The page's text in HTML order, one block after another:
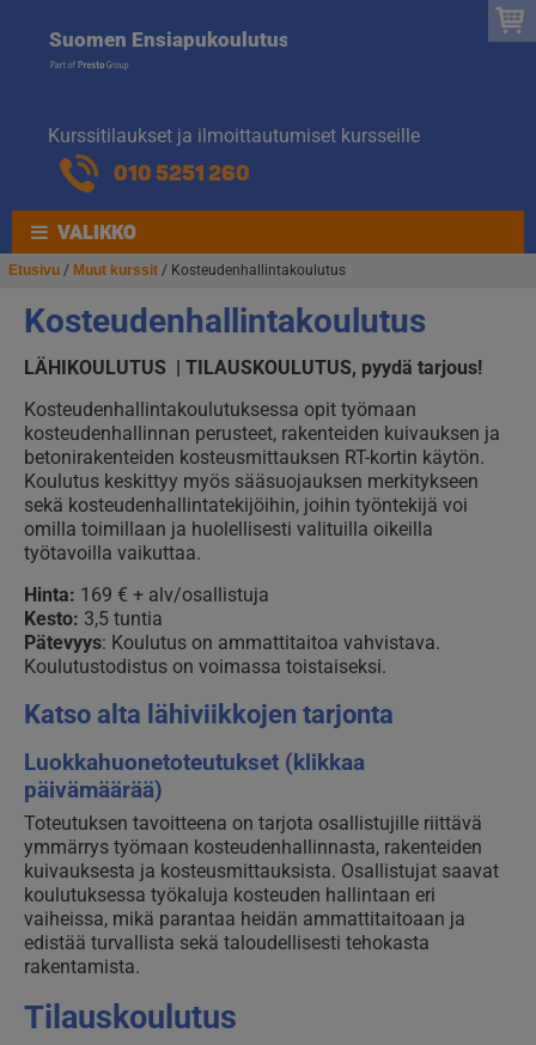
navigointiin
sisältöön
Suomen EnsiapukoulutusSuomen
Kurssitilaukset ja ilmoittautumiset kursseille
010 5251 260
VALIKKO
Etusivu / Muut kurssit / Kosteudenhallintakoulutus
Kosteudenhallintakoulutus
LÄHIKOULUTUS | TILAUSKOULUTUS, pyydä tarjous!
Kosteudenhallintakoulutuksessa opit työmaan
kosteudenhallinnan perusteet, rakenteiden kuivauksen ja
betonirakenteiden kosteusmittauksen RT-kortin käytön.
Koulutus keskittyy myös sääsuojauksen merkitykseen
sekä kosteudenhallintatekijöihin, joihin työntekijä voi
omilla toimillaan ja huolellisesti valituilla oikeilla
työtavoilla vaikuttaa.
Hinta: 169 € + alv/osallistuja
Kesto: 3,5 tuntia
Pätevyys: Koulutus on ammattitaitoa vahvistava.
Koulutustodistus on voimassa toistaiseksi.
Katso alta lähiviikkojen tarjonta
Luokkahuonetoteutukset (klikkaa
päivämäärää)
Toteutuksen tavoitteena on tarjota osallistujille riittävä
ymmärrys työmaan kosteudenhallinnasta, rakenteiden
kuivauksesta ja kosteusmittauksista. Osallistujat saavat
koulutuksessa työkaluja kosteuden hallintaan eri
vaiheissa, mikä parantaa heidän ammattitaitoaan ja
edistää turvallista sekä taloudellisesti tehokasta
rakentamista.
Tilauskoulutus